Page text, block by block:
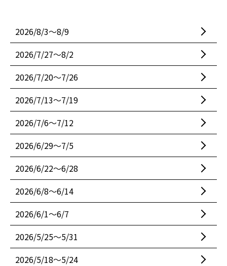
2026/8/3〜8/9
2026/7/27〜8/2
2026/7/20〜7/26
2026/7/13〜7/19
2026/7/6〜7/12
2026/6/29〜7/5
2026/6/22〜6/28
2026/6/8〜6/14
2026/6/1〜6/7
2026/5/25〜5/31
2026/5/18〜5/24